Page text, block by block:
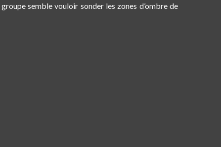
semble vouloir sonder les zones d’ombre de